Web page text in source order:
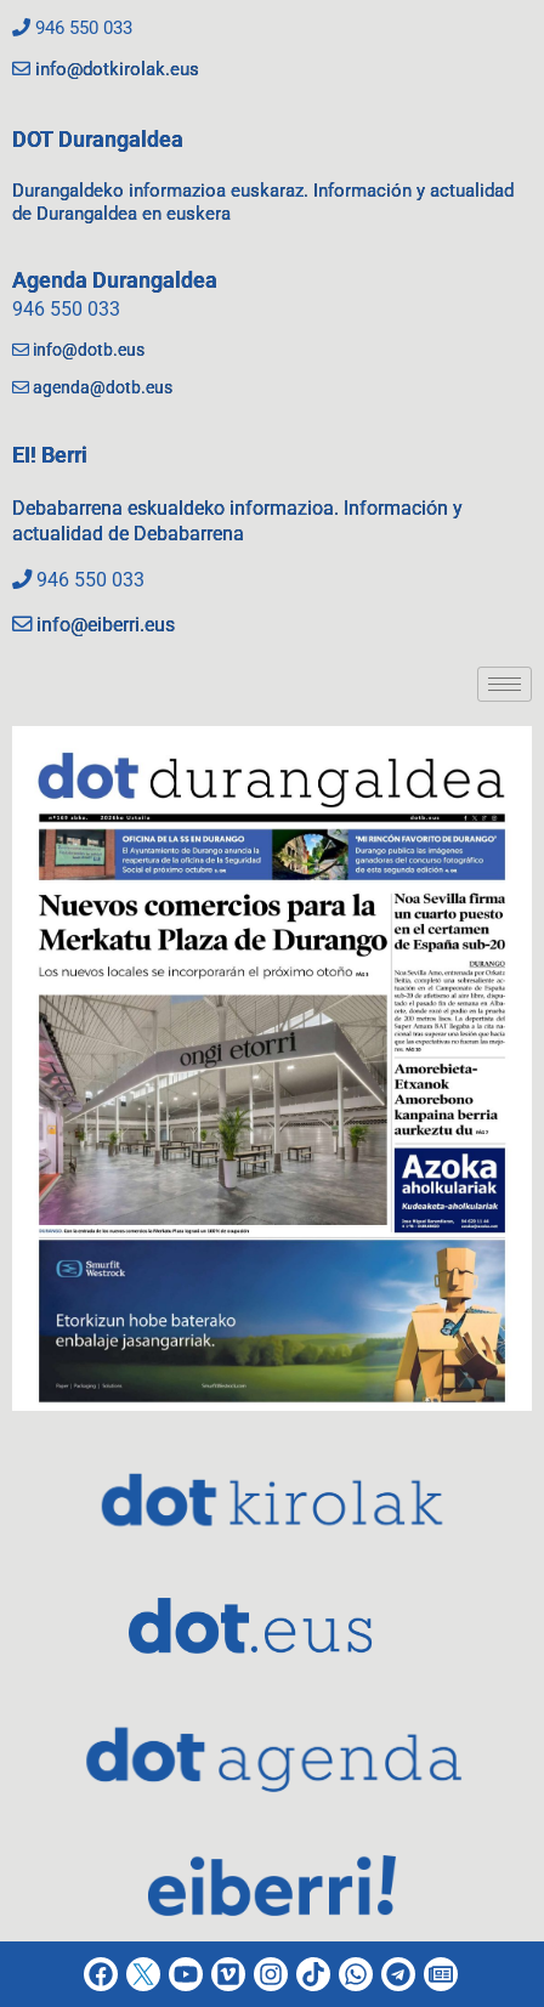
946 550 033
info@dotkirolak.eus
DOT Durangaldea
Durangaldeko informazioa euskaraz. Información y actualidad
de Durangaldea en euskera
Agenda Durangaldea
946 550 033
info@dotb.eus
agenda@dotb.eus
EI! Berri
Debabarrena eskualdeko informazioa. Información y
actualidad de Debabarrena
946 550 033
info@eiberri.eus